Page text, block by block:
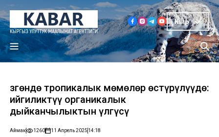
Кыр
Өзгөндө тропикалык мөмөлөр өстүрүлүүдө:
ийгиликтүү органикалык
дыйканчылыктын үлгүсү
Аймак 1260 11 Апрель 2025 14:18